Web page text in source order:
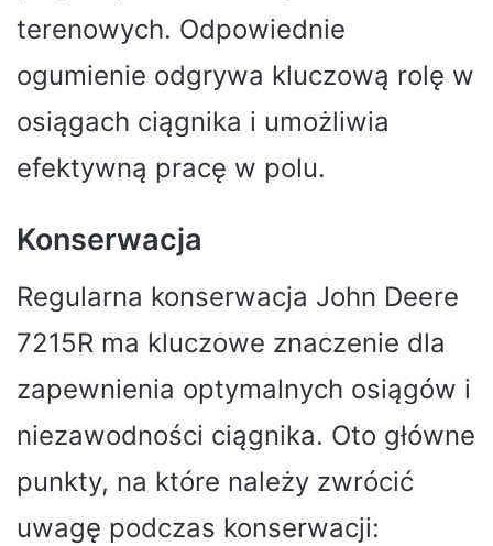
terenowych. Odpowiednie
ogumienie odgrywa kluczową rolę w
osiągach ciągnika i umożliwia
efektywną pracę w polu.
Konserwacja
Regularna konserwacja John Deere
7215R ma kluczowe znaczenie dla
zapewnienia optymalnych osiągów i
niezawodności ciągnika. Oto główne
punkty, na które należy zwrócić
uwagę podczas konserwacji: